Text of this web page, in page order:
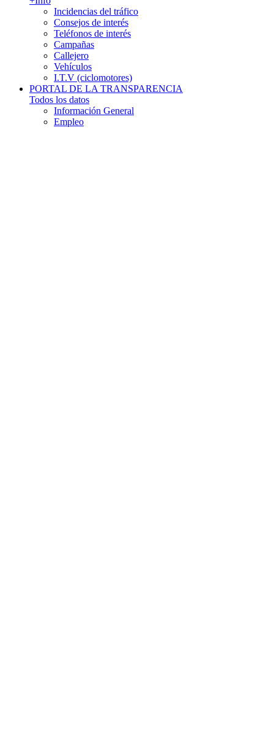
Incidencias del tráfico
Consejos de interés
Teléfonos de interés
Campañas
Callejero
Vehículos
I.T.V (ciclomotores)
PORTAL DE LA TRANSPARENCIA
Todos los datos
Información General
Empleo